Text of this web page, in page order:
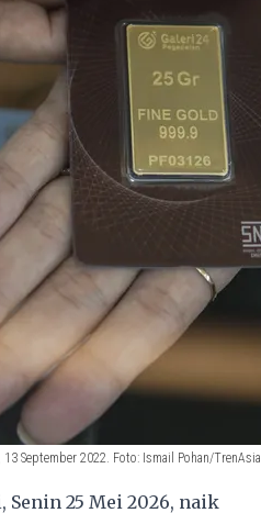
September 2022. Foto: Ismail Pohan/TrenAsia
Senin 25 Mei 2026, naik